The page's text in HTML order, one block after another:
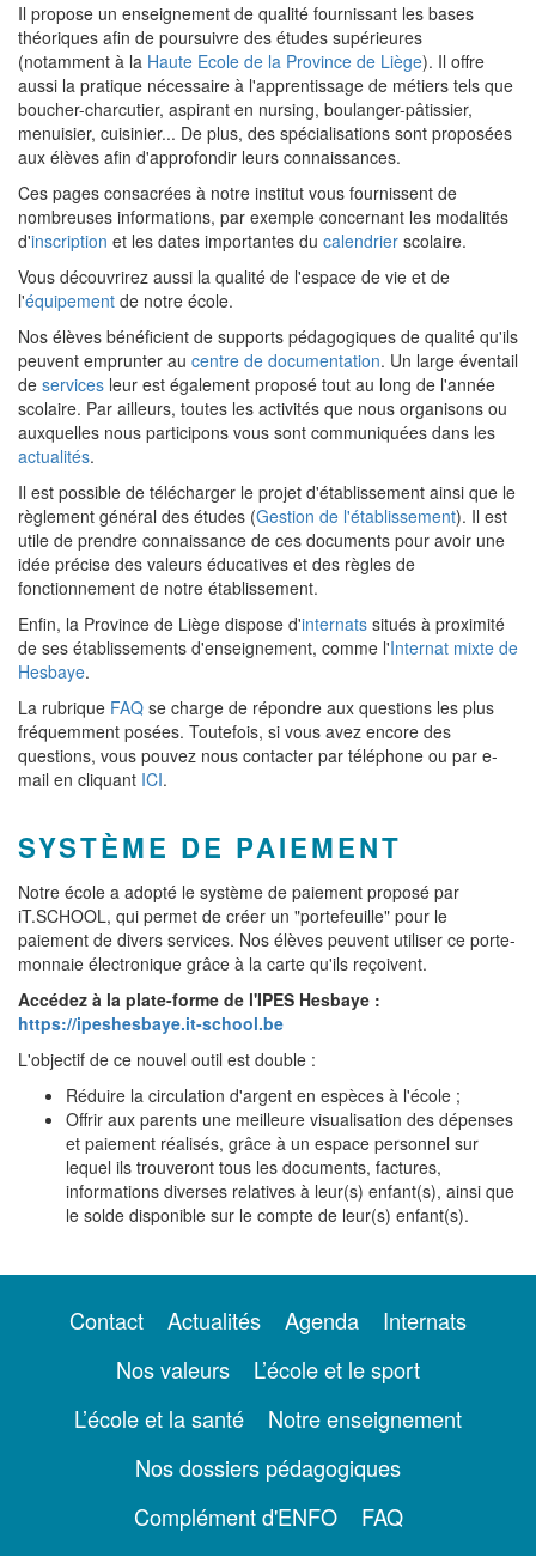
Il propose un enseignement de qualité fournissant les bases
théoriques afin de poursuivre des études supérieures
(notamment à la Haute Ecole de la Province de Liège). Il offre
aussi la pratique nécessaire à l'apprentissage de métiers tels que
boucher-charcutier, aspirant en nursing, boulanger-pâtissier,
menuisier, cuisinier... De plus, des spécialisations sont proposées
aux élèves afin d'approfondir leurs connaissances.
Ces pages consacrées à notre institut vous fournissent de
nombreuses informations, par exemple concernant les modalités
d'inscription et les dates importantes du calendrier scolaire.
Vous découvrirez aussi la qualité de l'espace de vie et de
l'équipement de notre école.
Nos élèves bénéficient de supports pédagogiques de qualité qu'ils
peuvent emprunter au centre de documentation. Un large éventail
de services leur est également proposé tout au long de l'année
scolaire. Par ailleurs, toutes les activités que nous organisons ou
auxquelles nous participons vous sont communiquées dans les
actualités.
Il est possible de télécharger le projet d'établissement ainsi que le
règlement général des études (Gestion de l'établissement). Il est
utile de prendre connaissance de ces documents pour avoir une
idée précise des valeurs éducatives et des règles de
fonctionnement de notre établissement.
Enfin, la Province de Liège dispose d'internats situés à proximité
de ses établissements d'enseignement, comme l'Internat mixte de
Hesbaye.
La rubrique FAQ se charge de répondre aux questions les plus
fréquemment posées. Toutefois, si vous avez encore des
questions, vous pouvez nous contacter par téléphone ou par e-
mail en cliquant ICI.
SYSTÈME DE PAIEMENT
Notre école a adopté le système de paiement proposé par
iT.SCHOOL, qui permet de créer un "portefeuille" pour le
paiement de divers services. Nos élèves peuvent utiliser ce porte-
monnaie électronique grâce à la carte qu'ils reçoivent.
Accédez à la plate-forme de l'IPES Hesbaye :
https://ipeshesbaye.it-school.be
L'objectif de ce nouvel outil est double :
Réduire la circulation d'argent en espèces à l'école ;
Offrir aux parents une meilleure visualisation des dépenses
et paiement réalisés, grâce à un espace personnel sur
lequel ils trouveront tous les documents, factures,
informations diverses relatives à leur(s) enfant(s), ainsi que
le solde disponible sur le compte de leur(s) enfant(s).
Contact Actualités Agenda
Internats
Nos valeurs
L’école et le sport
L’école et la santé
Notre enseignement
Nos dossiers pédagogiques
Complément d'ENFO
FAQ